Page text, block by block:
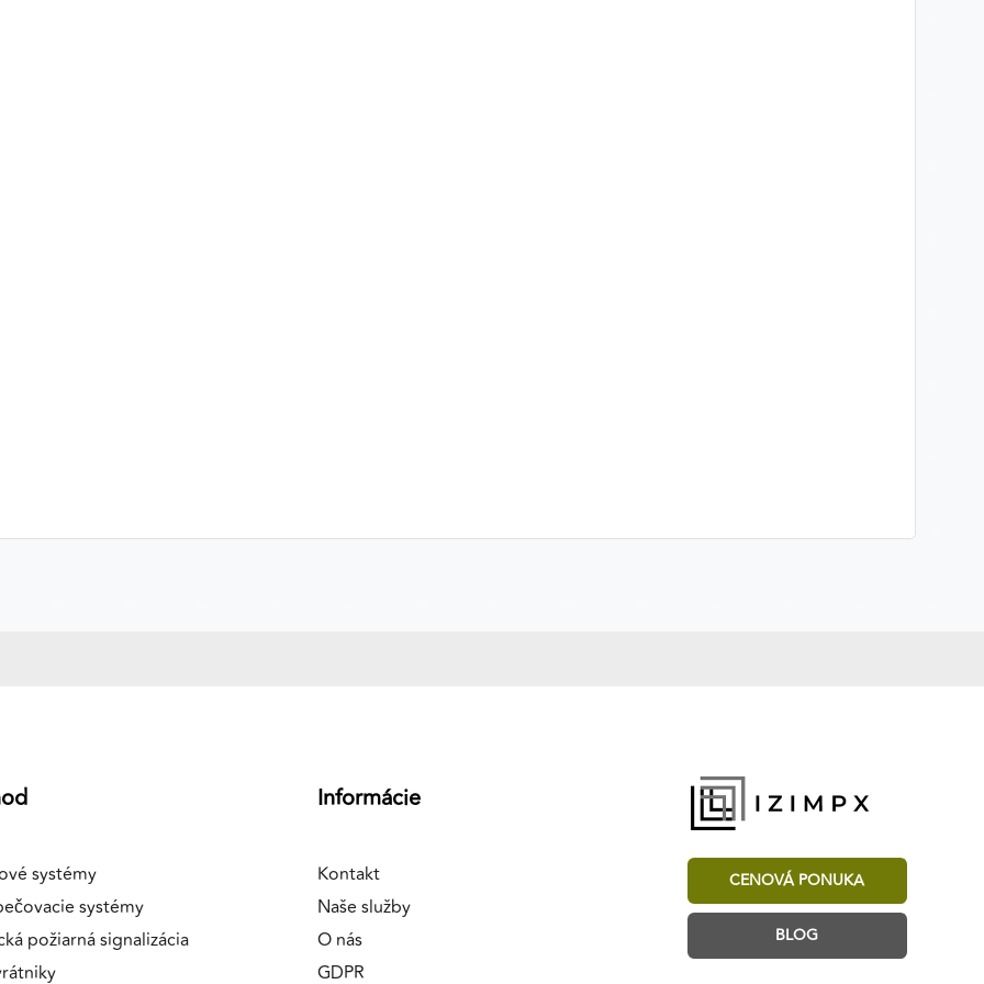
systémy
systémy
požiarná signalizácia
Informácie
Kontakt
Naše služby
O nás
GDPR
CENOVÁ PONUKA
BLOG